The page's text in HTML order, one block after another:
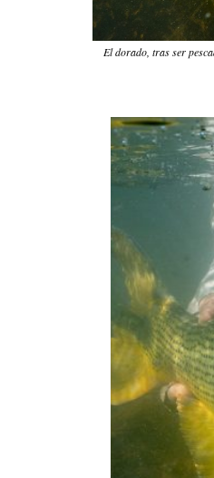
El dorado, tras ser